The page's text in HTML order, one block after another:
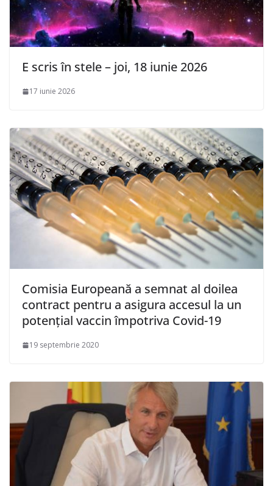
E scris în stele – joi, 18 iunie 2026
17 iunie 2026
Comisia Europeană a semnat al doilea
contract pentru a asigura accesul la un
potenţial vaccin împotriva Covid-19
19 septembrie 2020